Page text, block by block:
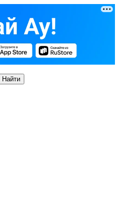
Найти